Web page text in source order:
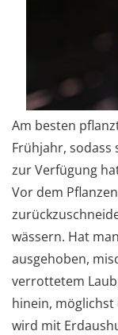
Am besten
Frühjahr, sodass
zur Verfügung
Vor dem
wässern. Hat
ausgehoben,
verrottetem
hinein, möglichst
wird mit